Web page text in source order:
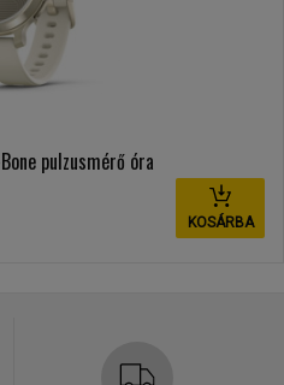
pulzusmérő óra
KOSÁRBA